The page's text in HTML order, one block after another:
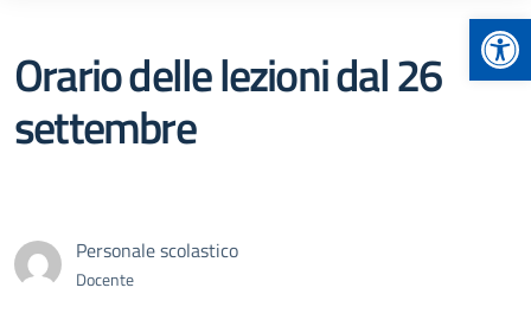
Orario delle lezioni dal 26
settembre
Personale scolastico
Docente